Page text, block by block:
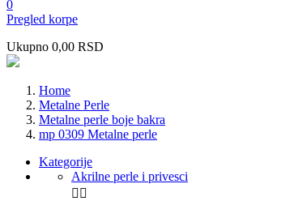
0
Pregled korpe
Ukupno 0,00 RSD
Home
Metalne Perle
Metalne perle boje bakra
mp 0309 Metalne perle
Kategorije
Akrilne perle i privesci
 